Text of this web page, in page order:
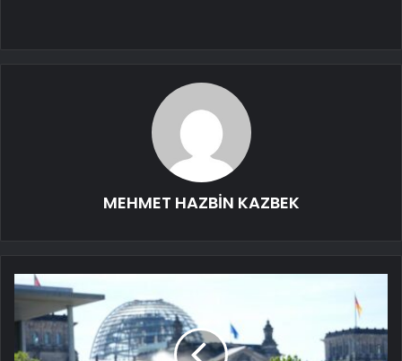
MEHMET HAZBİN KAZBEK